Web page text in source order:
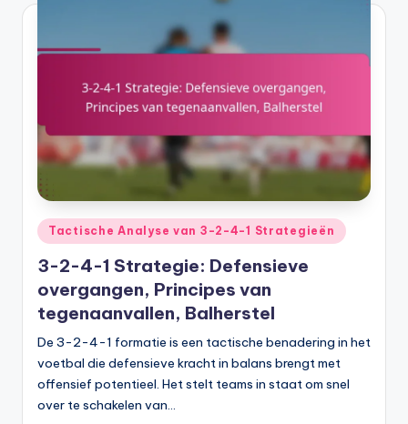
Posted
in
Tactische Analyse van 3-2-4-1 Strategieën
3-2-4-1 Strategie: Defensieve
overgangen, Principes van
tegenaanvallen, Balherstel
De 3-2-4-1 formatie is een tactische benadering in het
voetbal die defensieve kracht in balans brengt met
offensief potentieel. Het stelt teams in staat om snel
over te schakelen van…